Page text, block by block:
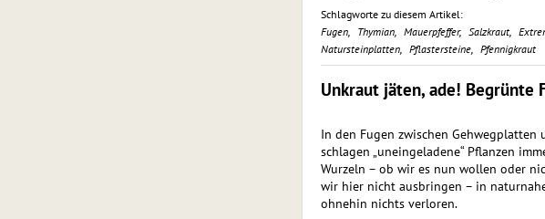
Schlagworte zu diesem Artikel:
Fugen
Thymian Mauerpfeffer Salzkraut
Natursteinplatten
Pflastersteine Pfennigkraut
Unkraut jäten, ade!
In den Fugen zwischen Gehwegplatten
schlagen „uneingeladene“ Pflanzen
Wurzeln – ob wir es nun wollen oder
wir hier nicht ausbringen – in
ohnehin nichts verloren.